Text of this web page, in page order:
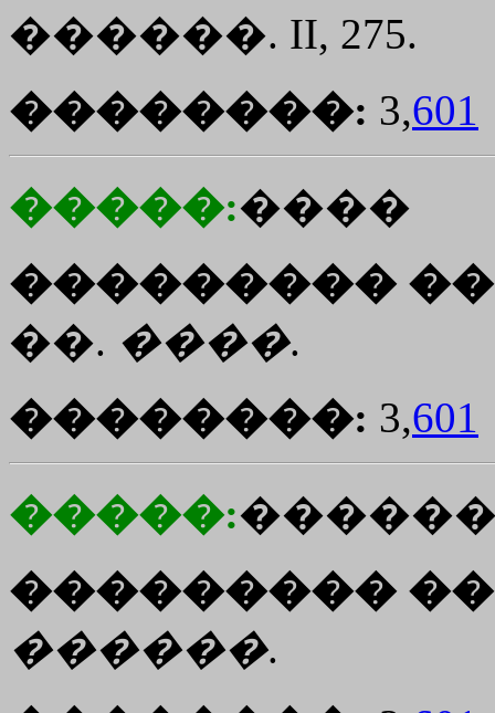
������. II, 275.
��������: 3,601
�����:����
���������
��. ����.
��������: 3,601
�����:
���������
������.